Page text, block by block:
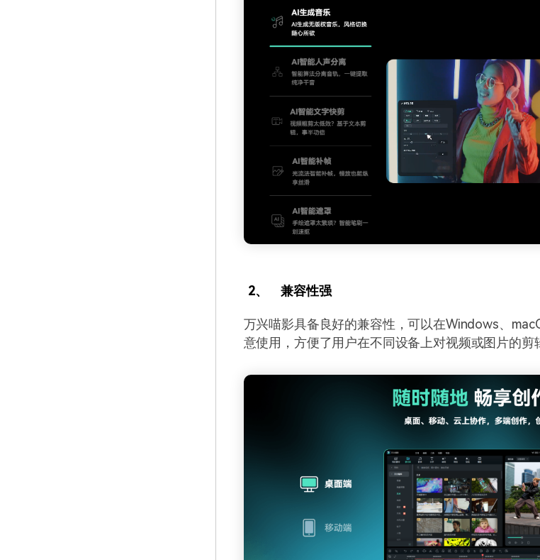
2、 兼容性强
万兴喵影具备良好的兼容性，可以在Windows、
意使用，方便了用户在不同设备上对视频或图片的剪